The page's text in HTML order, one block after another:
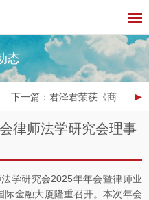
态
下一篇 ：君泽君荣获《商法》2025年度“卓越律所大奖（区域奖项）”
律师法学研究会理事
学研究会2025年年会暨律师业
际金融大厦隆重召开。本次年会